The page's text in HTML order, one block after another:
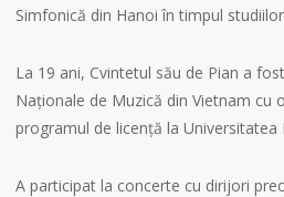
Simfonică din Hanoi în timpul
La 19 ani, Cvintetul său de Pian a
Naționale de Muzică din Vietnam cu
programul de licență la
A participat la concerte cu dirijori